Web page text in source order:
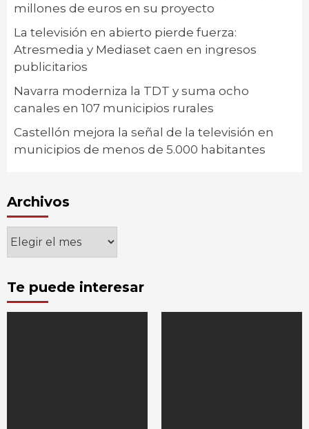
millones de euros en su proyecto
La televisión en abierto pierde fuerza:
Atresmedia y Mediaset caen en ingresos
publicitarios
Navarra moderniza la TDT y suma ocho
canales en 107 municipios rurales
Castellón mejora la señal de la televisión en
municipios de menos de 5.000 habitantes
Archivos
Te puede interesar